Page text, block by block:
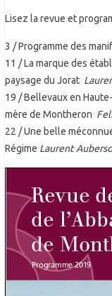
Lisez la revue et
3 / Programme des
11 / La marque des
paysage du Jorat
19 / Bellevaux en
mère de Montheron
22 /Une belle
Régime Laurent